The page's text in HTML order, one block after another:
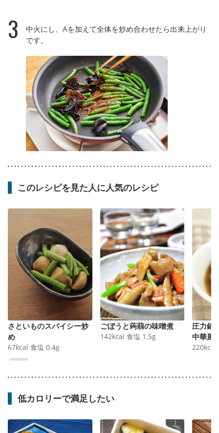
3
中火にし、Aを加えて全体を炒め合わせたら出来上がり
です。
このレシピを見た人に人気のレシピ
さといものスパイシー炒
め
67kcal 食塩 0.4g
ごぼうと蒟蒻の味噌煮
142kcal 食塩 1.5g
圧力鍋
中華風
220kcal
低カロリーで満足したい